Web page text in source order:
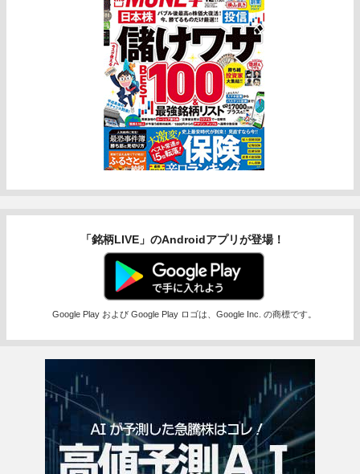
「銘柄LIVE」のAndroidアプリが登場！
Google Play および Google Play ロゴは、Google Inc. の商標です。